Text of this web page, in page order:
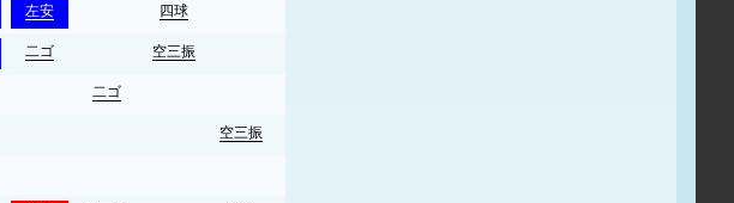
左安 四球
二ゴ 空三振
二ゴ
空三振